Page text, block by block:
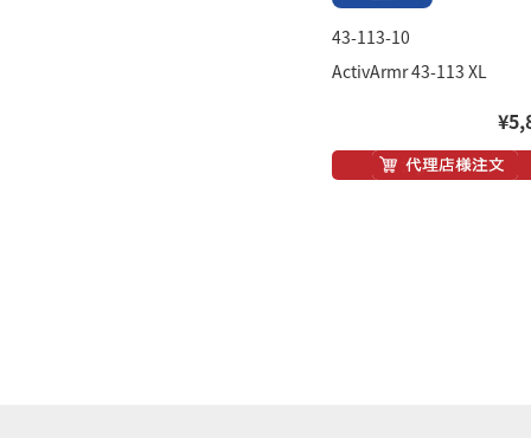
43-113-10
ActivArmr 43-113 XL